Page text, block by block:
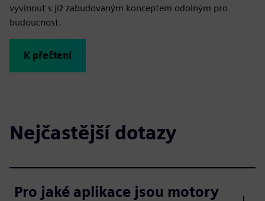
vyvinout s již zabudovaným konceptem odolným pro
budoucnost.
K přečtení
Nejčastější dotazy
Pro jaké aplikace jsou motory